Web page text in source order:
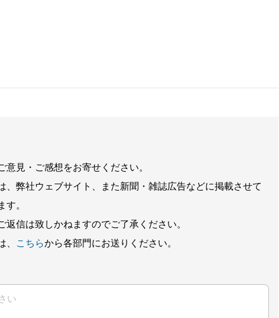
意見・ご感想をお寄せください。
、弊社ウェブサイト、また新聞・雑誌広告などに掲載させて
す。
信は致しかねますのでご了承ください。
、
こちらから各部門にお送りください。